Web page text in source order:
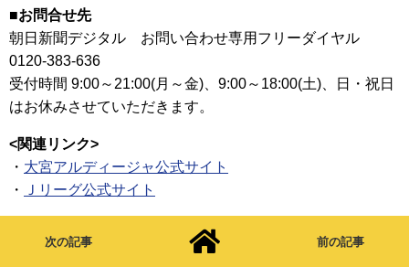
■お問合せ先
朝日新聞デジタル お問い合わせ専用フリーダイヤル
0120-383-636
受付時間 9:00～21:00(月～金)、9:00～18:00(土)、日・祝日
はお休みさせていただきます。
<関連リンク>
・ 大宮アルディージャ公式サイト
・
Ｊリーグ公式サイト
次の記事 前の記事